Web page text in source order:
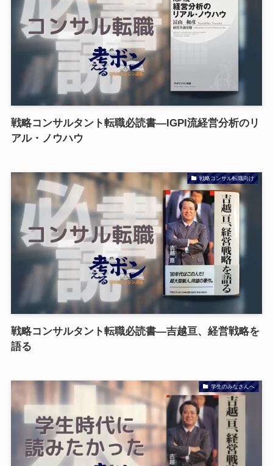
戦略コンサルタント転職必読書—IGPI流経営分析のリ
アル・ノウハウ
戦略コンサル転職向け
戦略コンサルタント転職必読書—吉越亘、経営戦略を
語る
学生のみなさんへ